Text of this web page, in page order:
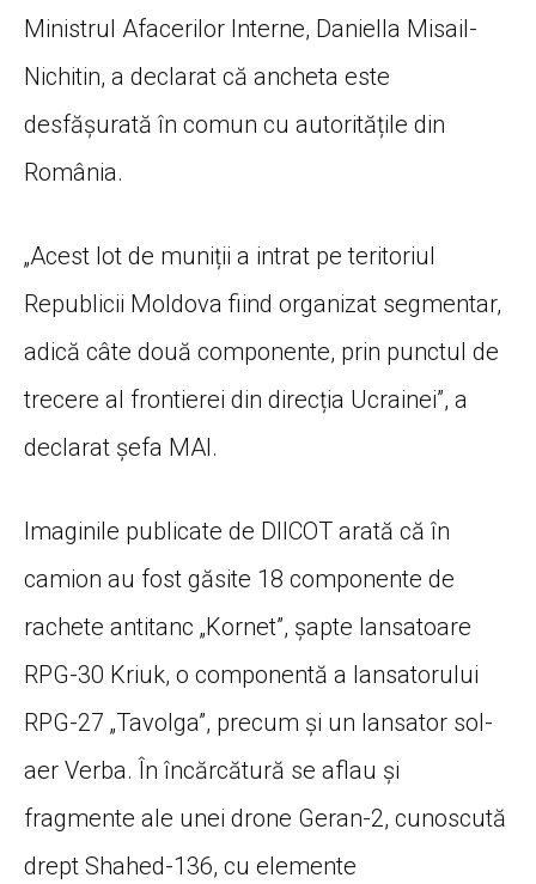
Ministrul Afacerilor Interne, Daniella Misail-
Nichitin, a declarat că ancheta este
desfășurată în comun cu autoritățile din
România.
„Acest lot de muniții a intrat pe teritoriul
Republicii Moldova fiind organizat segmentar,
adică câte două componente, prin punctul de
trecere al frontierei din direcția Ucrainei”, a
declarat șefa MAI.
Imaginile publicate de DIICOT arată că în
camion au fost găsite 18 componente de
rachete antitanc „Kornet”, șapte lansatoare
RPG-30 Kriuk, o componentă a lansatorului
RPG-27 „Tavolga”, precum și un lansator sol-
aer Verba. În încărcătură se aflau și
fragmente ale unei drone Geran-2, cunoscută
drept Shahed-136, cu elemente